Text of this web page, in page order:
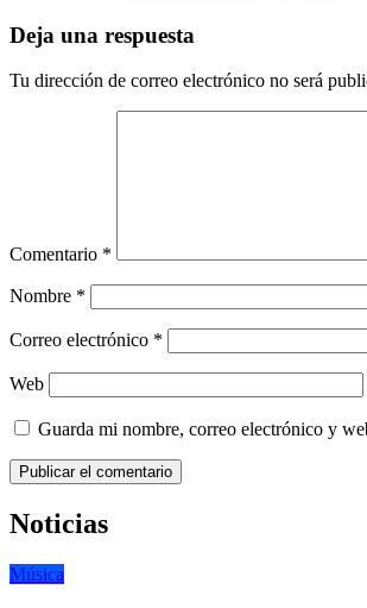
Deja una respuesta
Tu dirección de correo electrónico no será
Comentario *
Nombre *
Correo electrónico *
Web
Guarda mi nombre, correo electrónico y
Noticias
Música